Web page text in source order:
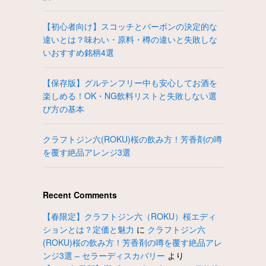
【初心者向け】スコッチとバーボンの決定的な
違いとは？味わい・原料・樽の違いと失敗しな
いおすすめ銘柄4選
【保存版】グルテンフリー中も安心してお酒を
楽しめる！OK・NG飲料リストと失敗しない選
び方の基本
クラフトジン六(ROKU)桜の飲み方！芳香剤の噂
を覆す絶品アレンジ3選
Recent Comments
【春限定】クラフトジン六（ROKU）桜エディ
ションとは？定価と魅力 に クラフトジン六
(ROKU)桜の飲み方！芳香剤の噂を覆す絶品アレ
ンジ3選 – セラーディスカバリー より